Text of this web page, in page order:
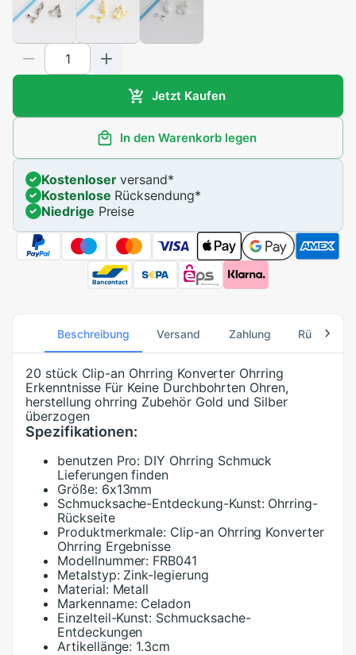
Jetzt Kaufen
In den Warenkorb legen
Kostenloserversand*
Kostenlose Rücksendung*
Niedrige Preise
Beschreibung Versand Zahlung
20 stück Clip-an Ohrring Konverter Ohrring
Erkenntnisse Für Keine Durchbohrten Ohren,
herstellung ohrring Zubehör Gold und Silber
überzogen
Spezifikationen:
benutzen Pro: DIY Ohrring Schmuck
Lieferungen finden
Größe: 6x13mm
Schmucksache-Entdeckung-Kunst: Ohrring-
Rückseite
Produktmerkmale: Clip-an Ohrring Konverter
Ohrring Ergebnisse
Modellnummer: FRB041
Metalstyp: Zink-legierung
Material: Metall
Markenname: Celadon
Einzelteil-Kunst: Schmucksache-
Entdeckungen
Artikellänge: 1.3cm